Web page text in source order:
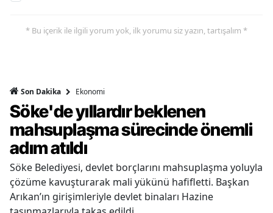
* Bu içerik ile ilgili yorum yok, ilk yorumu siz yazın, tartışalım *
Son Dakika Ekonomi
Söke'de yıllardır beklenen
mahsuplaşma sürecinde önemli
adım atıldı
Söke Belediyesi, devlet borçlarını mahsuplaşma yoluyla
çözüme kavuşturarak mali yükünü hafifletti. Başkan
Arıkan’ın girişimleriyle devlet binaları Hazine